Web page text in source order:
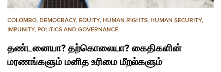
COLOMBO, DEMOCRACY, EQUITY, HUMAN RIGHTS, HUMAN SECURITY,
IMPUNITY, POLITICS AND GOVERNANCE
தண்டனையா? தற்கொலையா? கைதிகளின்
மரணங்களும் மனித உரிமை மீறல்களும்